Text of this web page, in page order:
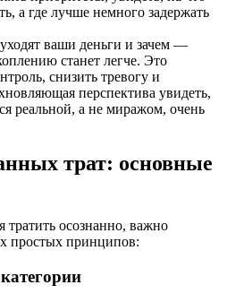
а где лучше немного задержать
ваши деньги и зачем —
станет легче. Это
снизить тревогу и
перспектива увидеть,
реальной, а не миражом, очень
трат: основные
тратить осознанно, важно
простых принципов: